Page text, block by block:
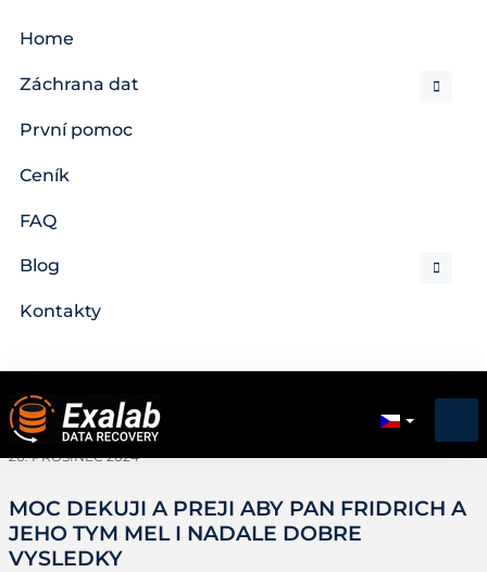
Home
Záchrana dat
První pomoc
Ceník
FAQ
Blog
Kontakty
20. PROSINEC 2024
MOC DEKUJI A PREJI ABY PAN FRIDRICH A
JEHO TYM MEL I NADALE DOBRE
VYSLEDKY